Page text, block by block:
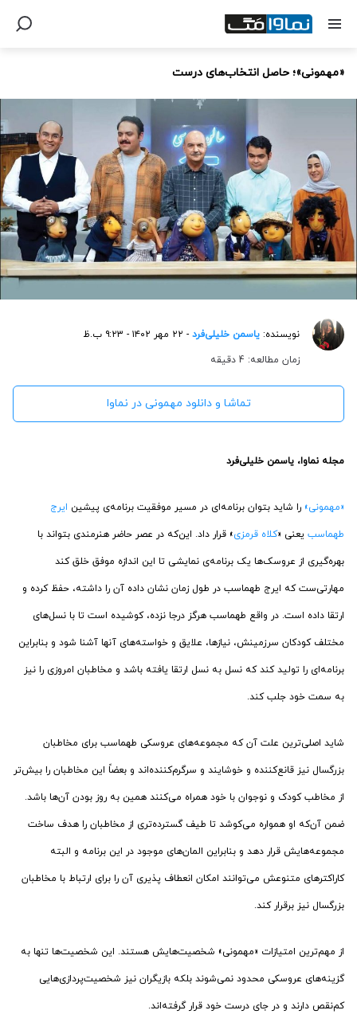
«مهمونی»؛ حاصل انتخاب‌های درست
نویسنده: یاسمن خلیلی‌فرد - ۲۲ مهر ۱۴۰۲ - ۹:۲۳ ب.ظ
زمان مطالعه: 4 دقیقه
تماشا و دانلود مهمونی در نماوا
مجله نماوا، یاسمن خلیلی‌فرد
«مهمونی» را شاید بتوان برنامه‌ای در مسیر موفقیت برنامه‌ی پیشین ایرج
طهماسب یعنی «کلاه قرمزی» قرار داد. این‌که در عصر حاضر هنرمندی بتواند با
بهره‌گیری از عروسک‌ها یک برنامه‌ی نمایشی تا این اندازه موفق خلق کند
مهارتی‌ست که ایرج طهماسب در طول زمان نشان داده آن را داشته، حفظ کرده و
ارتقا داده است. در واقع طهماسب هرگز درجا نزده، کوشیده است تا با نسل‌های
مختلف کودکان سرزمینش، نیازها، علایق و خواسته‌های آنها آشنا شود و بنابراین
برنامه‌ای را تولید کند که نسل‌ به نسل ارتقا یافته باشد و مخاطبان امروزی را نیز
به سمت خود جلب کند.
شاید اصلی‌ترین علت آن که مجموعه‌های عروسکی طهماسب برای مخاطبان
بزرگسال نیز قانع‌کننده و خوشایند و سرگرم‌کننده‌اند و بعضاً این مخاطبان را بیش‌تر
از مخاطب کودک و نوجوان با خود همراه می‌کنند همین به روز بودن آن‌ها باشد.
ضمن آن‌که او همواره می‌کوشد تا طیف گسترده‌تری از مخاطبان را هدف ساخت
مجموعه‌هایش قرار دهد و بنابراین المان‌های موجود در این برنامه و البته
کاراکترهای متنوعش می‌توانند امکان انعطاف پذیری آن را برای ارتباط با مخاطبان
بزرگسال نیز برقرار کند.
از مهم‌ترین امتیازات «مهمونی» شخصیت‌هایش هستند. این شخصیت‌ها تنها به
گزینه‌های عروسکی محدود نمی‌شوند بلکه بازیگران نیز شخصیت‌پردازی‌هایی
کم‌نقص دارند و در جای درست خود قرار گرفته‌اند.